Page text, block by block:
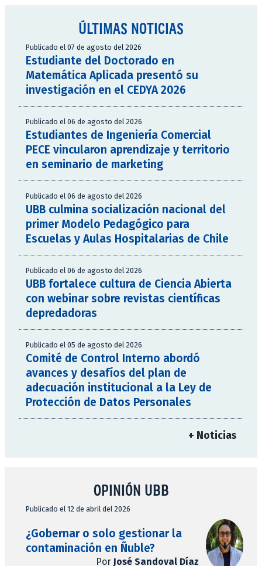
ÚLTIMAS NOTICIAS
Publicado el 07 de agosto del 2026
Estudiante del Doctorado en
Matemática Aplicada presentó su
investigación en el CEDYA 2026
Publicado el 06 de agosto del 2026
Estudiantes de Ingeniería Comercial
PECE vincularon aprendizaje y territorio
en seminario de marketing
Publicado el 06 de agosto del 2026
UBB culmina socialización nacional del
primer Modelo Pedagógico para
Escuelas y Aulas Hospitalarias de Chile
Publicado el 06 de agosto del 2026
UBB fortalece cultura de Ciencia Abierta
con webinar sobre revistas científicas
depredadoras
Publicado el 05 de agosto del 2026
Comité de Control Interno abordó
avances y desafíos del plan de
adecuación institucional a la Ley de
Protección de Datos Personales
+ Noticias
OPINIÓN UBB
Publicado el 12 de abril del 2026
¿Gobernar o solo gestionar la
contaminación en Ñuble?
Por José Sandoval Díaz